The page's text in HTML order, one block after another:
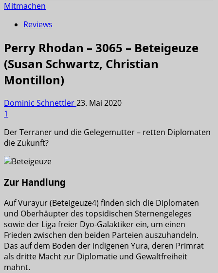
Mitmachen
Reviews
Perry Rhodan – 3065 – Beteigeuze
(Susan Schwartz, Christian
Montillon)
Dominic Schnettler23. Mai 2020
1
Der Terraner und die Gelegemutter – retten Diplomaten
die Zukunft?
Zur Handlung
Auf Vurayur (Beteigeuze4) finden sich die Diplomaten
und Oberhäupter des topsidischen Sternengeleges
sowie der Liga freier Dyo-Galaktiker ein, um einen
Frieden zwischen den beiden Parteien auszuhandeln.
Das auf dem Boden der indigenen Yura, deren Primrat
als dritte Macht zur Diplomatie und Gewaltfreiheit
mahnt.